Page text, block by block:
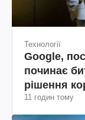
Технології
Google,
починає
рішення
11 годин тому